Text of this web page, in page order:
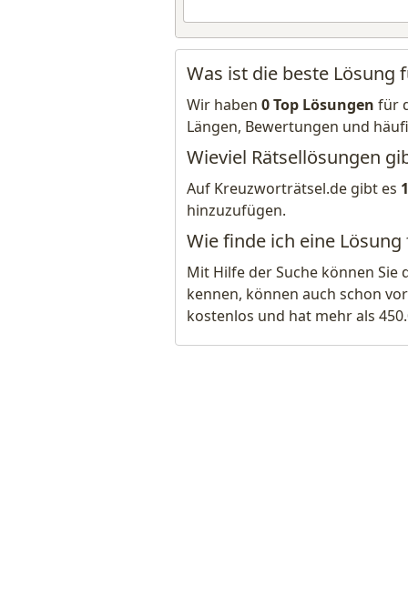
Was ist die beste Lösung
Wir haben 0 Top Lösungen für
Längen, Bewertungen und
Wieviel Rätsellösungen
Auf Kreuzworträtsel.de gibt es
hinzuzufügen.
Wie finde ich eine Lösung
Mit Hilfe der Suche können Sie
kennen, können auch schon
kostenlos und hat mehr als